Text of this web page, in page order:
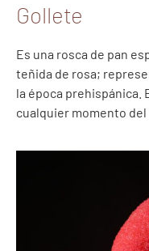
Gollete
Es una rosca de pan
teñida de rosa;
la época prehispánica.
cualquier momento del